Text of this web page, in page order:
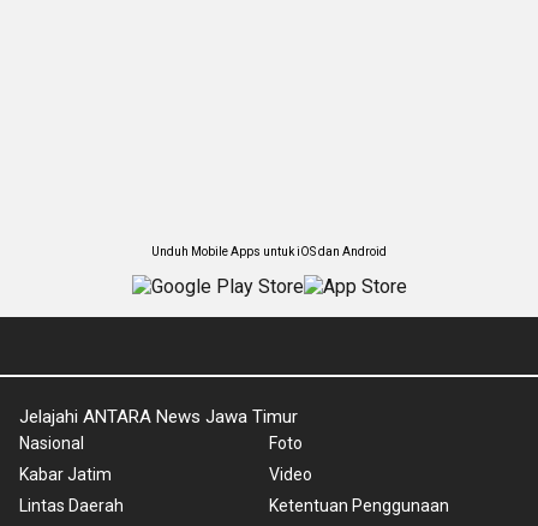
Unduh Mobile Apps untuk iOS dan Android
Jelajahi ANTARA News Jawa Timur
Nasional
Kabar Jatim
Lintas Daerah
Foto
Video
Ketentuan Penggunaan